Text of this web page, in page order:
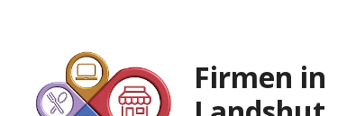
Firmen in